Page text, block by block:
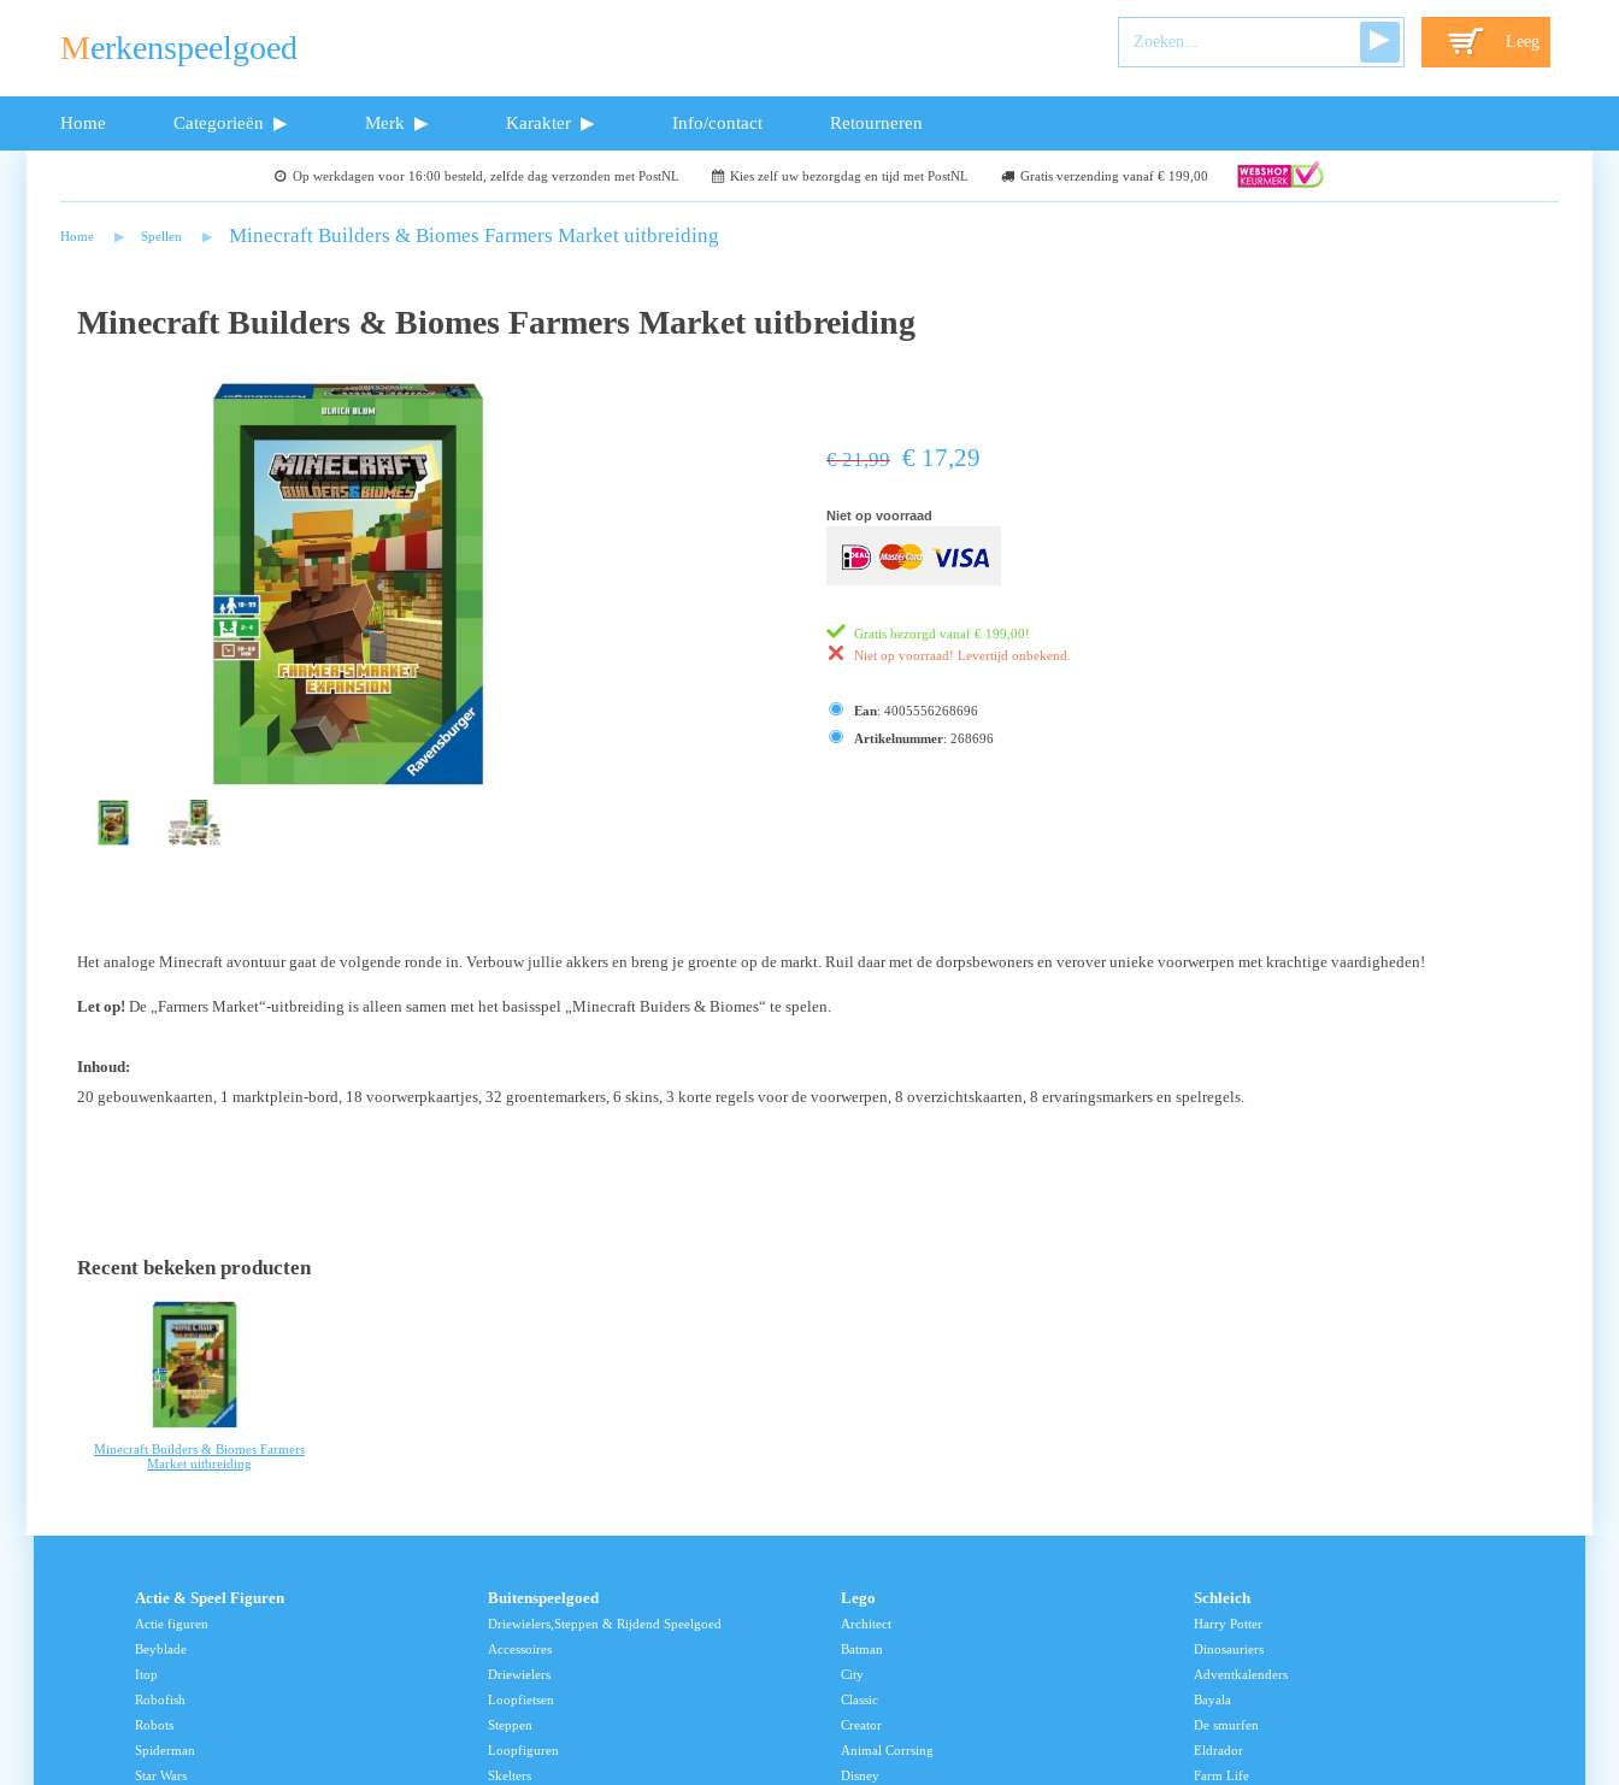
Merkenspeelgoed Leeg
Home Categorieën Merk Karakter Info/contact Retourneren
Op werkdagen voor 16:00 besteld, zelfde dag verzonden met PostNL Kies zelf uw bezorgdag en tijd met PostNL Gratis verzending vanaf € 199,00
Home Spellen Minecraft Builders & Biomes Farmers Market uitbreiding
Minecraft Builders & Biomes Farmers Market uitbreiding
€ 21,99 € 17,29
Niet op voorraad
Gratis bezorgd vanaf € 199,00!
Niet op voorraad! Levertijd onbekend.
Ean: 4005556268696
Artikelnummer: 268696
Het analoge Minecraft avontuur gaat de volgende ronde in. Verbouw jullie akkers en breng je groente op de markt. Ruil daar met de dorpsbewoners en verover unieke voorwerpen met krachtige vaardigheden!
Let op! De „Farmers Market“-uitbreiding is alleen samen met het basisspel „Minecraft Buiders & Biomes“ te spelen.
Inhoud:
20 gebouwenkaarten, 1 marktplein-bord, 18 voorwerpkaartjes, 32 groentemarkers, 6 skins, 3 korte regels voor de voorwerpen, 8 overzichtskaarten, 8 ervaringsmarkers en spelregels.
Recent bekeken producten
Minecraft Builders & Biomes Farmers
Market uitbreiding
Actie & Speel Figuren
Actie figuren
Beyblade
Itop
Robofish
Robots
Spiderman
Star Wars
Buitenspeelgoed
Driewielers,Steppen & Rijdend Speelgoed
Accessoires
Driewielers
Loopfietsen
Steppen
Loopfiguren
Skelters
Lego
Architect
Batman
City
Classic
Creator
Animal Corrsing
Disney
Schleich
Harry Potter
Dinosauriers
Adventkalenders
Bayala
De smurfen
Eldrador
Farm Life